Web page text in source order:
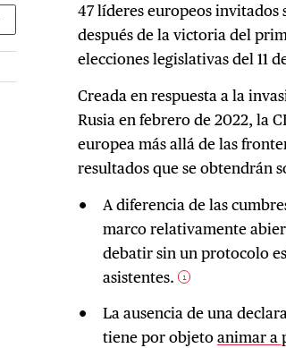
47 líderes europeos invitados
después de la victoria del
elecciones legislativas del 11
Creada en respuesta a la
Rusia en febrero de 2022, la
europea más allá de las
resultados que se obtendrán
A diferencia de las
marco relativamente
debatir sin un protocolo
asistentes.
1
La ausencia de una
tiene por objetoanimar a